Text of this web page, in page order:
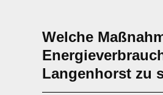
Welche
Langenhorst zu